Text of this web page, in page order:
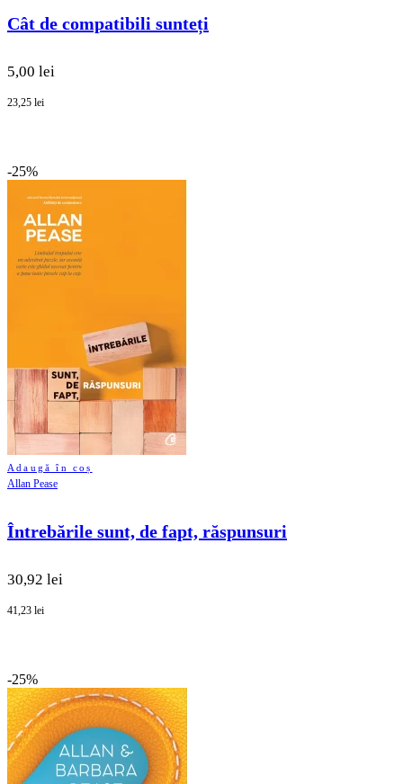
Cât de compatibili sunteți
5,00 lei
23,25 lei
-25%
Adaugă în coș
Allan Pease
Întrebările sunt, de fapt, răspunsuri
30,92 lei
41,23 lei
-25%